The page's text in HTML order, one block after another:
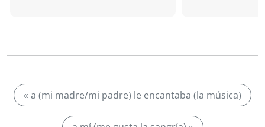
« a (mi madre/mi padre) le encantaba (la música)